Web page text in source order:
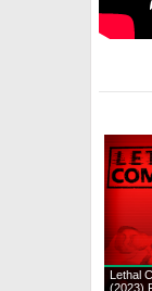
Lethal
(2023)